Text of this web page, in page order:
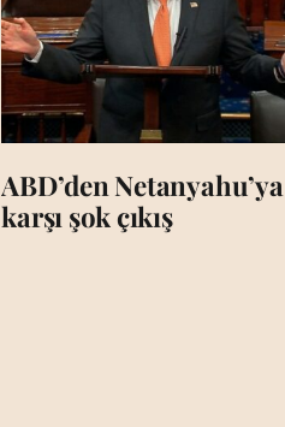
ABD’den Netanyahu’ya
karşı şok çıkış